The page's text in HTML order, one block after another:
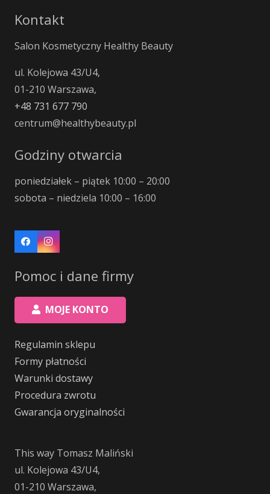
Kontakt
Salon Kosmetyczny Healthy Beauty
ul. Kolejowa 43/U4,
01-210 Warszawa,
+48 731 677 790
centrum@healthybeauty.pl
Godziny otwarcia
poniedziałek – piątek 10:00 – 20:00
sobota – niedziela 10:00 – 16:00
Pomoc i dane firmy
MOJE KONTO
Regulamin sklepu
Formy płatności
Warunki dostawy
Procedura zwrotu
Gwarancja oryginalności
This way Tomasz Maliński
ul. Kolejowa 43/U4,
01-210 Warszawa,